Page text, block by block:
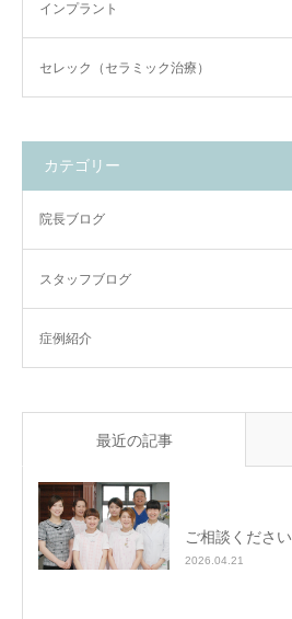
インプラント
セレック（セラミック治療）
カテゴリー
院長ブログ
スタッフブログ
症例紹介
最近の記事
ご相談ください
2026.04.21